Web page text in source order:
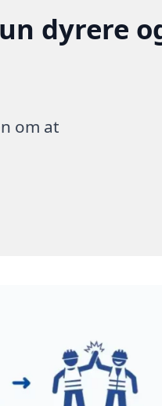
dyrere
om at